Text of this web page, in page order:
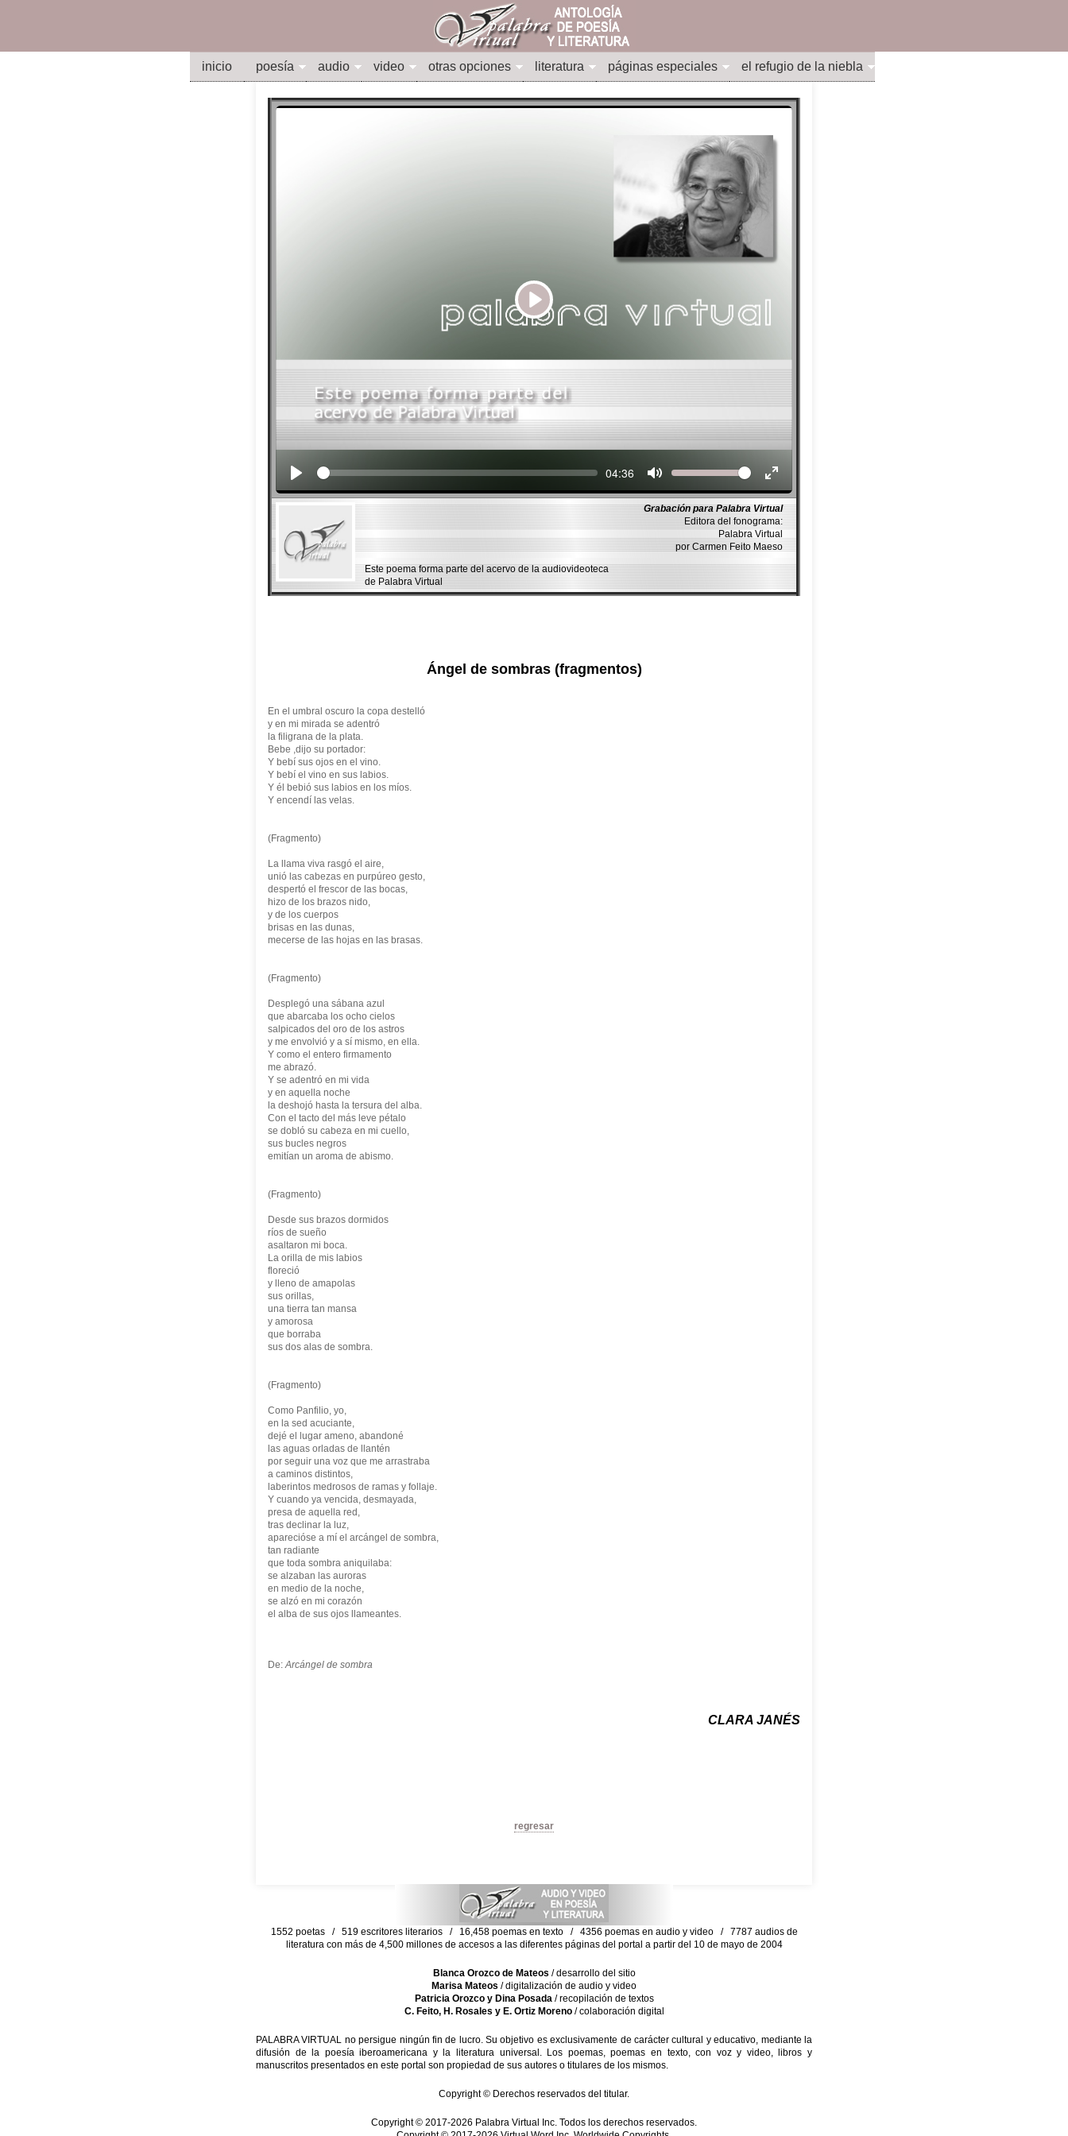
inicio poesía audio video otras opciones literatura páginas especiales el refugio de la niebla
Play
Seek Current
04:36 Volume
Grabación para Palabra Virtual
Editora del fonograma:
Palabra Virtual
por Carmen Feito Maeso
Este poema forma parte del acervo de la audiovideoteca
de Palabra Virtual
Ángel de sombras (fragmentos)
En el umbral oscuro la copa destelló
y en mi mirada se adentró
la filigrana de la plata.
Bebe ,dijo su portador:
Y bebí sus ojos en el vino.
Y bebí el vino en sus labios.
Y él bebió sus labios en los míos.
Y encendí las velas.
(Fragmento)
La llama viva rasgó el aire,
unió las cabezas en purpúreo gesto,
despertó el frescor de las bocas,
hizo de los brazos nido,
y de los cuerpos
brisas en las dunas,
mecerse de las hojas en las brasas.
(Fragmento)
Desplegó una sábana azul
que abarcaba los ocho cielos
salpicados del oro de los astros
y me envolvió y a sí mismo, en ella.
Y como el entero firmamento
me abrazó.
Y se adentró en mi vida
y en aquella noche
la deshojó hasta la tersura del alba.
Con el tacto del más leve pétalo
se dobló su cabeza en mi cuello,
sus bucles negros
emitían un aroma de abismo.
(Fragmento)
Desde sus brazos dormidos
ríos de sueño
asaltaron mi boca.
La orilla de mis labios
floreció
y lleno de amapolas
sus orillas,
una tierra tan mansa
y amorosa
que borraba
sus dos alas de sombra.
(Fragmento)
Como Panfilio, yo,
en la sed acuciante,
dejé el lugar ameno, abandoné
las aguas orladas de llantén
por seguir una voz que me arrastraba
a caminos distintos,
laberintos medrosos de ramas y follaje.
Y cuando ya vencida, desmayada,
presa de aquella red,
tras declinar la luz,
aparecióse a mí el arcángel de sombra,
tan radiante
que toda sombra aniquilaba:
se alzaban las auroras
en medio de la noche,
se alzó en mi corazón
el alba de sus ojos llameantes.
De:Arcángel de sombra
CLARA JANÉS
regresar
1552 poetas / 519 escritores literarios / 16,458 poemas en texto / 4356 poemas en audio y video / 7787 audios de
literatura con más de 4,500 millones de accesos a las diferentes páginas del portal a partir del 10 de mayo de 2004
Blanca Orozco de Mateos / desarrollo del sitio
Marisa Mateos / digitalización de audio y video
Patricia Orozco y Dina Posada/ recopilación de textos
C. Feito, H. Rosales y E. Ortiz Moreno/ colaboración digital
PALABRA VIRTUAL no persigue ningún fin de lucro. Su objetivo es exclusivamente de carácter cultural y educativo, mediante la
difusión de la poesía iberoamericana y la literatura universal. Los poemas, poemas en texto, con voz y video, libros y
manuscritos presentados en este portal son propiedad de sus autores o titulares de los mismos.
Copyright © Derechos reservados del titular.
Copyright © 2017-2026 Palabra Virtual Inc. Todos los derechos reservados.